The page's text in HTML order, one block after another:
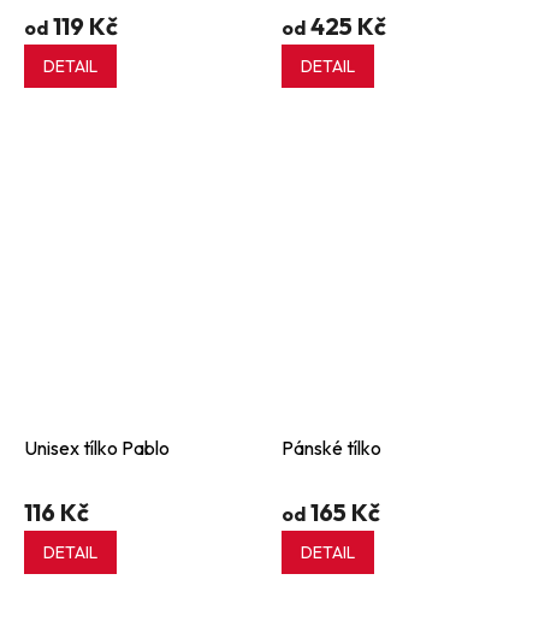
od 119 Kč
DETAIL
od 425 Kč
DETAIL
Unisex tílko Pablo
116 Kč
DETAIL
Pánské tílko
od 165 Kč
DETAIL